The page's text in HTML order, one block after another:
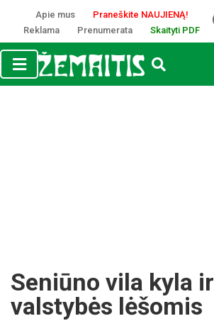
Apie mus
Praneškite NAUJIENĄ!
Reklama
Prenumerata Skaityti PDF
Seniūno vila kyla ir
valstybės lėšomis